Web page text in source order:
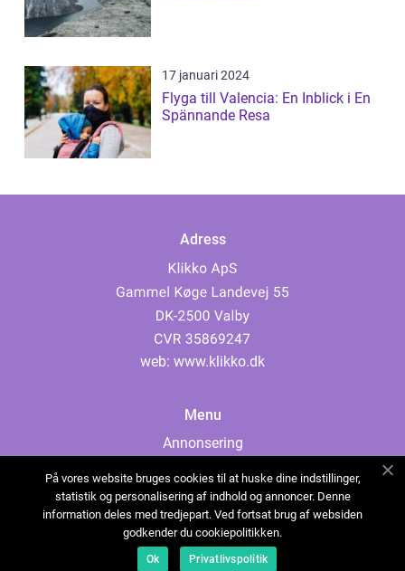
17 januari 2024
Flyga till Valencia: En Inblick i En
Spännande Resa
Adress
web: www.klikko.dk
Menu
Annonsering
Cookies
Kontakta oss
Sitemap
På vores website bruges cookies til at huske dine indstillinger,
statistik og personalisering af indhold og annoncer. Denne
information deles med tredjepart. Ved fortsat brug af websiden
godkender du cookiepolitikken.
Ok Privatlivspolitik